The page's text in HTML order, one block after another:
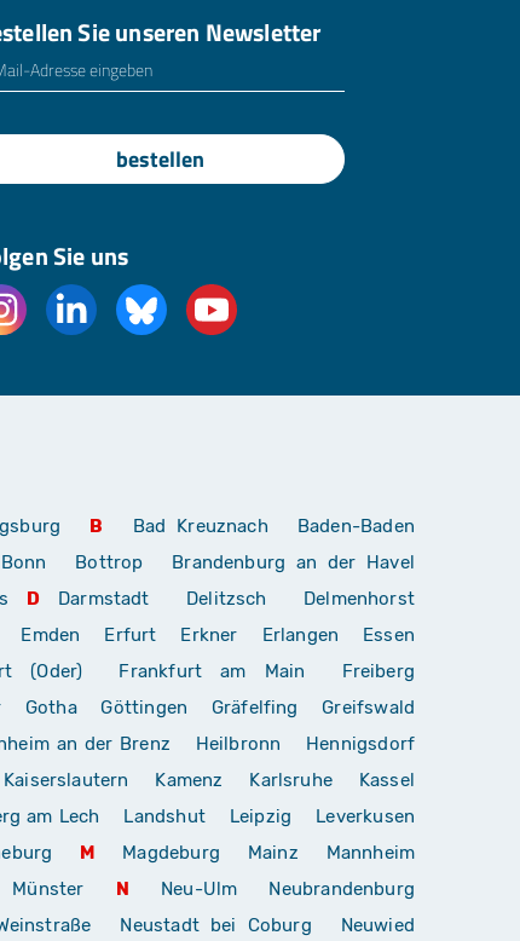
Sie unseren Newsletter
bestellen
Sie uns
B Bad Kreuznach
Baden-Baden
Bonn Bottrop
Brandenburg an der Havel
D Darmstadt Delitzsch
Delmenhorst
Emden Erfurt Erkner Erlangen
Essen
(Oder) Frankfurt am Main
Freiberg
Gotha Göttingen Gräfelfing
Greifswald
an der Brenz Heilbronn
Hennigsdorf
Kaiserslautern Kamenz Karlsruhe
Kassel
am Lech Landshut Leipzig
Leverkusen
M Magdeburg Mainz
Mannheim
Münster N Neu-Ulm
Neubrandenburg
Neustadt bei Coburg Neuwied